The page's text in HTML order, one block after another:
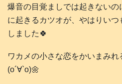
爆音の目覚ましでは起きない
に起きるカツオが、やはりい
しました🍀
ワカメの小さな恋をかいまみ
(о´∀`о)🌼